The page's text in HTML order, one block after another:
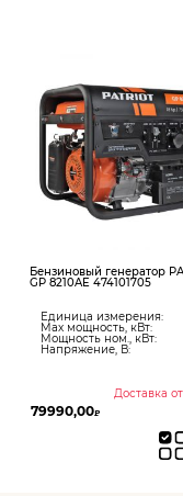
генератор PATRIOT
474101705
измерения: штук
мощность, кВт:
ном., кВт:
В:
Доставка от 3 дней
₽